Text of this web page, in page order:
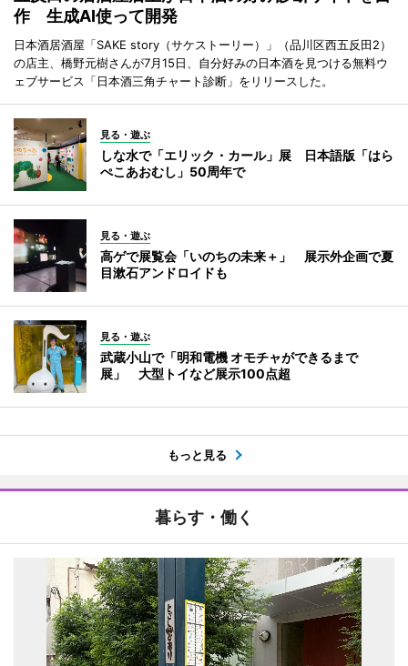
作 生成AI使って開発
日本酒居酒屋「SAKE story（サケストーリー）」（品川区西五反田2）
の店主、橋野元樹さんが7月15日、自分好みの日本酒を見つける無料ウ
ェブサービス「日本酒三角チャート診断」をリリースした。
見る・遊ぶ
しな水で「エリック・カール」展 日本語版「はら
ぺこあおむし」50周年で
見る・遊ぶ
高ゲで展覧会「いのちの未来＋」 展示外企画で夏
目漱石アンドロイドも
見る・遊ぶ
武蔵小山で「明和電機 オモチャができるまで
展」 大型トイなど展示100点超
もっと見る
暮らす・働く